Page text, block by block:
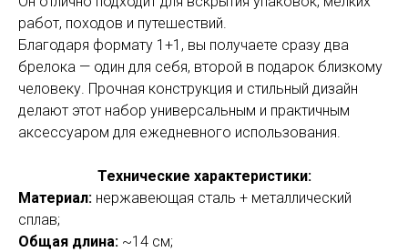
работ, походов и путешествий.
Благодаря формату 1+1, вы получаете сразу два
брелока — один для себя, второй в подарок близкому
человеку. Прочная конструкция и стильный дизайн
делают этот набор универсальным и практичным
аксессуаром для ежедневного использования.
Технические характеристики:
Материал: нержавеющая сталь + металлический
сплав;
Общая длина: ~14 см;